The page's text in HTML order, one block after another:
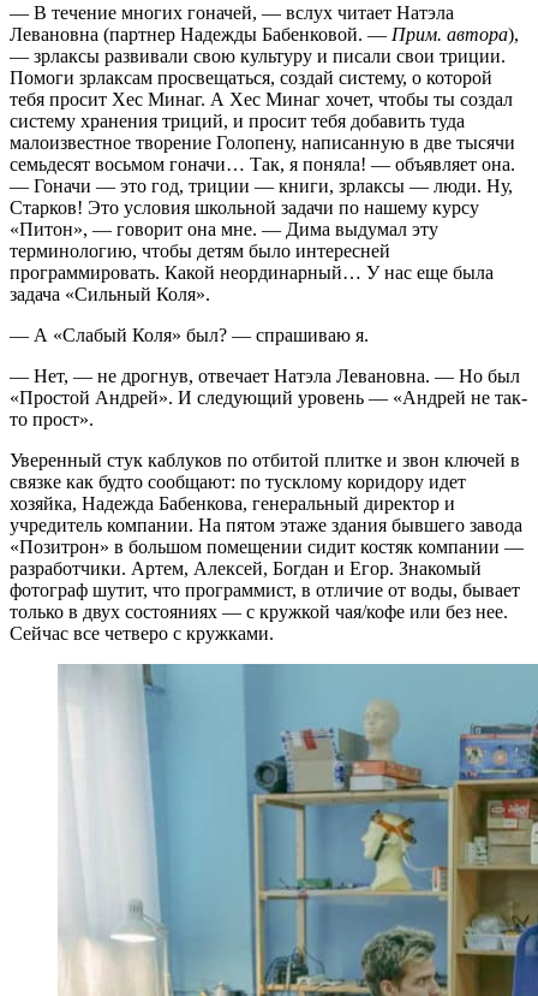
— В течение многих гоначей, — вслух читает Натэла
Левановна (партнер Надежды Бабенковой. — Прим. автора),
— зрлаксы развивали свою культуру и писали свои триции.
Помоги зрлаксам просвещаться, создай систему, о которой
тебя просит Хес Минаг. А Хес Минаг хочет, чтобы ты создал
систему хранения триций, и просит тебя добавить туда
малоизвестное творение Голопену, написанную в две тысячи
семьдесят восьмом гоначи… Так, я поняла! — объявляет она.
— Гоначи — это год, триции — книги, зрлаксы — люди. Ну,
Старков! Это условия школьной задачи по нашему курсу
«Питон», — говорит она мне. — Дима выдумал эту
терминологию, чтобы детям было интересней
программировать. Какой неординарный… У нас еще была
задача «Сильный Коля».
— А «Слабый Коля» был? — спрашиваю я.
— Нет, — не дрогнув, отвечает Натэла Левановна. — Но был
«Простой Андрей». И следующий уровень — «Андрей не так-
то прост».
Уверенный стук каблуков по отбитой плитке и звон ключей в
связке как будто сообщают: по тусклому коридору идет
хозяйка, Надежда Бабенкова, генеральный директор и
учредитель компании. На пятом этаже здания бывшего завода
«Позитрон» в большом помещении сидит костяк компании —
разработчики. Артем, Алексей, Богдан и Егор. Знакомый
фотограф шутит, что программист, в отличие от воды, бывает
только в двух состояниях — с кружкой чая/кофе или без нее.
Сейчас все четверо с кружками.